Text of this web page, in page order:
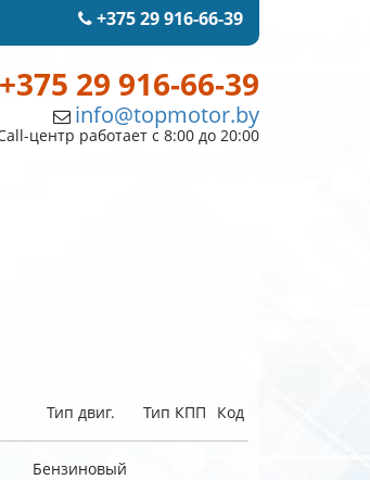
+375 29 916-66-39
+375 29 916-66-39
info@topmotor.by
центр работает с 8:00 до 20:00
Тип двиг. Тип КПП Код
Бензиновый